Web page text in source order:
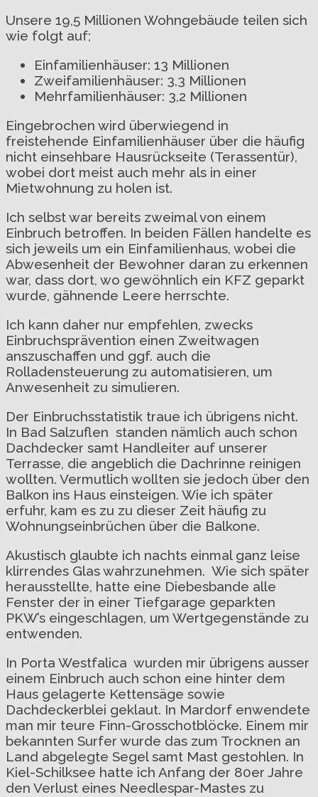
Unsere 19,5 Millionen Wohngebäude teilen sich
wie folgt auf;
Einfamilienhäuser: 13 Millionen
Zweifamilienhäuser: 3,3 Millionen
Mehrfamilienhäuser: 3,2 Millionen
Eingebrochen wird überwiegend in
freistehende Einfamilienhäuser über die häufig
nicht einsehbare Hausrückseite (Terassentür),
wobei dort meist auch mehr als in einer
Mietwohnung zu holen ist.
Ich selbst war bereits zweimal von einem
Einbruch betroffen. In beiden Fällen handelte es
sich jeweils um ein Einfamilienhaus, wobei die
Abwesenheit der Bewohner daran zu erkennen
war, dass dort, wo gewöhnlich ein KFZ geparkt
wurde, gähnende Leere herrschte.
Ich kann daher nur empfehlen, zwecks
Einbruchsprävention einen Zweitwagen
anszuschaffen und ggf. auch die
Rolladensteuerung zu automatisieren, um
Anwesenheit zu simulieren.
Der Einbruchsstatistik traue ich übrigens nicht.
In Bad Salzuflen standen nämlich auch schon
Dachdecker samt Handleiter auf unserer
Terrasse, die angeblich die Dachrinne reinigen
wollten. Vermutlich wollten sie jedoch über den
Balkon ins Haus einsteigen. Wie ich später
erfuhr, kam es zu zu dieser Zeit häufig zu
Wohnungseinbrüchen über die Balkone.
Akustisch glaubte ich nachts einmal ganz leise
klirrendes Glas wahrzunehmen. Wie sich später
herausstellte, hatte eine Diebesbande alle
Fenster der in einer Tiefgarage geparkten
PKW’s eingeschlagen, um Wertgegenstände zu
entwenden.
In Porta Westfalica wurden mir übrigens ausser
einem Einbruch auch schon eine hinter dem
Haus gelagerte Kettensäge sowie
Dachdeckerblei geklaut. In Mardorf enwendete
man mir teure Finn-Grosschotblöcke. Einem mir
bekannten Surfer wurde das zum Trocknen an
Land abgelegte Segel samt Mast gestohlen. In
Kiel-Schilksee hatte ich Anfang der 80er Jahre
den Verlust eines Needlespar-Mastes zu